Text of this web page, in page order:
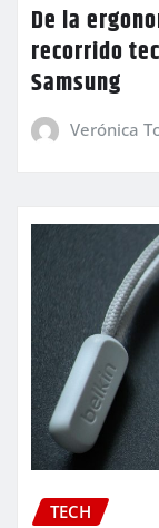
De la
recorrido
Samsung
Verónica
TECH